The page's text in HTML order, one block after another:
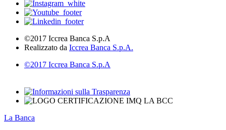
©2017 Iccrea Banca S.p.A
Realizzato da Iccrea Banca S.p.A.
©2017 Iccrea Banca S.p.A
La Banca